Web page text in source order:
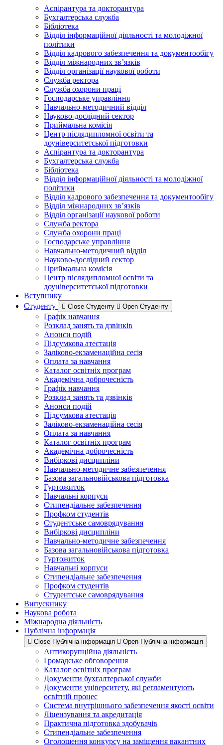
Аспірантура та докторантура
Бухгалтерська служба
Бібліотека
Відділ інформаційної діяльності та молодіжної
політики
Відділ кадрового забезпечення та документообігу
Відділ міжнародних зв’язків
Відділ організації наукової роботи
Служба ректора
Служба охорони праці
Господарське управління
Навчально-методичний відділ
Науково-дослідний сектор
Приймальна комісія
Центр післядипломної освіти та
доуніверситетської підготовки
Аспірантура та докторантура
Бухгалтерська служба
Бібліотека
Відділ інформаційної діяльності та молодіжної
політики
Відділ кадрового забезпечення та документообігу
Відділ міжнародних зв’язків
Відділ організації наукової роботи
Служба ректора
Служба охорони праці
Господарське управління
Навчально-методичний відділ
Науково-дослідний сектор
Приймальна комісія
Центр післядипломної освіти та
доуніверситетської підготовки
Вступнику
Студенту
Close Студенту Open Студенту
Графік навчання
Розклад занять та дзвінків
Анонси подій
Підсумкова атестація
Заліково-екзаменаційна сесія
Оплата за навчання
Каталог освітніх програм
Академічна доброчесність
Графік навчання
Розклад занять та дзвінків
Анонси подій
Підсумкова атестація
Заліково-екзаменаційна сесія
Оплата за навчання
Каталог освітніх програм
Академічна доброчесність
Вибіркові дисципліни
Навчально-методичне забезпечення
Базова загальновійськова підготовка
Гуртожиток
Навчальні корпуси
Стипендіальне забезпечення
Профком студентів
Студентське самоврядування
Вибіркові дисципліни
Навчально-методичне забезпечення
Базова загальновійськова підготовка
Гуртожиток
Навчальні корпуси
Стипендіальне забезпечення
Профком студентів
Студентське самоврядування
Випускнику
Наукова робота
Міжнародна діяльність
Публічна інформація
Close Публічна інформація Open Публічна інформація
Антикорупційна діяльність
Громадське обговорення
Каталог освітніх програм
Документи бухгалтерської служби
Документи університету, які регламентують
освітній процес
Система внутрішнього забезпечення якості освіти
Ліцензування та акредитація
Практична підготовка здобувачів
Стипендіальне забезпечення
Оголошення конкурсу на заміщення вакантних